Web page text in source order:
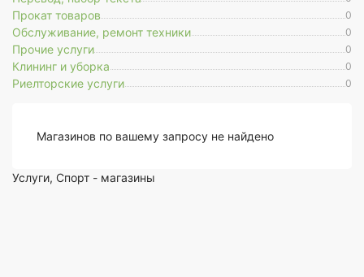
Прокат товаров 0
Обслуживание, ремонт техники 0
Прочие услуги 0
Клининг и уборка 0
Риелторские услуги 0
Магазинов по вашему запросу не найдено
Услуги, Спорт - магазины